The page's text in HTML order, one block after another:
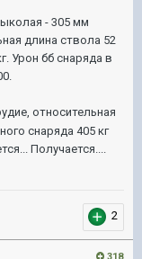
- 305 мм
длина ствола 52
Урон бб снаряда в
относительная
снаряда 405 кг
Получается....
2